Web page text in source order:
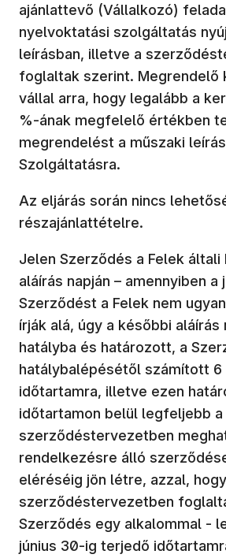
ajánlattevő (Vállalkozó)
nyelvoktatási szolgáltatás
leírásban, illetve a
foglaltak szerint.
vállal arra, hogy legalább a
%-ának megfelelő értékben
megrendelést a műszaki
Szolgáltatásra.
Az eljárás során nincs
részajánlattételre.
Jelen Szerződés a Felek általi
aláírás napján – amennyiben a
Szerződést a Felek nem
írják alá, úgy a későbbi aláírás
hatályba és határozott, a
hatálybalépésétől számított 6
időtartamra, illetve ezen
időtartamon belül legfeljebb a
szerződéstervezetben
rendelkezésre álló
eléréséig jön létre, azzal,
szerződéstervezetben
Szerződés egy alkalommal -
június 30-ig terjedő